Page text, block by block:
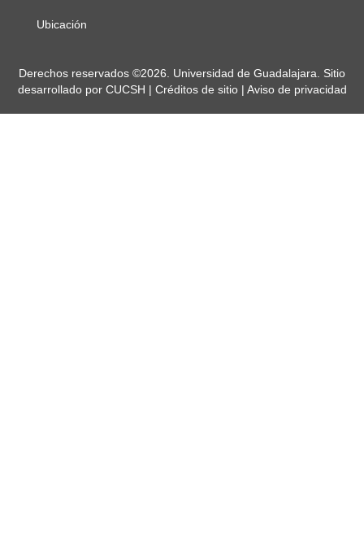
Ubicación
Derechos
Derechos reservados ©2026. Universidad de Guadalajara. Sitio
desarrollado por CUCSH | Créditos de sitio| Aviso de privacidad